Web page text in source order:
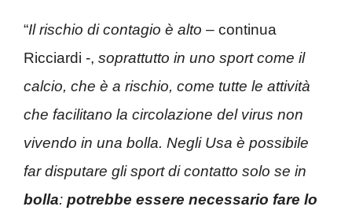
“Il rischio di contagio è alto – continua
Ricciardi -, soprattutto in uno sport come il
calcio, che è a rischio, come tutte le attività
che facilitano la circolazione del virus non
vivendo in una bolla. Negli Usa è possibile
far disputare gli sport di contatto solo se in
bolla: potrebbe essere necessario fare lo